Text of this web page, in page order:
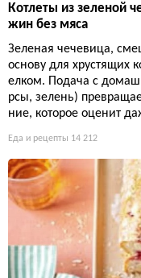
Котлеты из зеленой
жин без мяса
Зеленая чечевица,
основу для хрустящих
елком. Подача с
рсы, зелень)
ние, которое оценит
Еда и рецепты 14 212